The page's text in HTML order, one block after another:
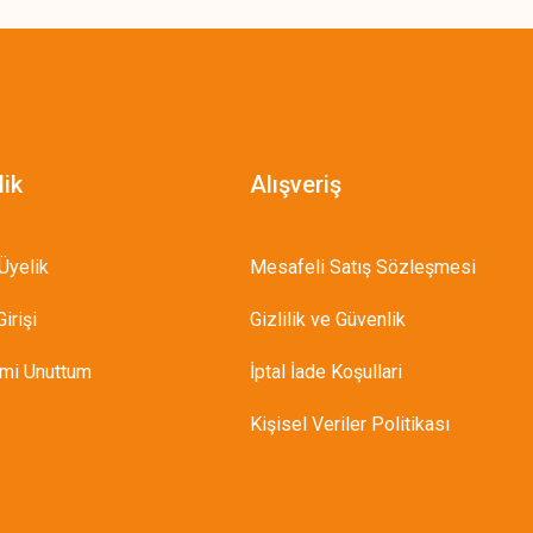
Unuttum
Alışveriş
Mesafeli Satış Sözleşmesi
Gizlilik ve Güvenlik
İptal İade Koşullari
Kişisel Veriler Politikası